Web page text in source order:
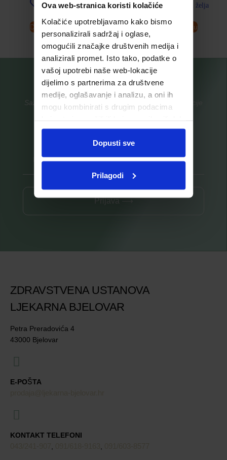
Ova web-stranica koristi kolačiće
Kolačiće upotrebljavamo kako bismo
personalizirali sadržaj i oglase,
omogućili značajke društvenih medija i
analizirali promet. Isto tako, podatke o
vašoj upotrebi naše web-lokacije
dijelimo s partnerima za društvene
medije, oglašavanje i analizu, a oni ih
mogu kombinirati s drugim podacima
ste upotrebljavali njihove usluge.
Dopusti sve
Prilagodi
Dodaj u listu želja
Dodaj u košaricu
Dodaj u listu želja
Dodaj u košaricu
Saznajte prvi za nove proizvode i ekskluzivne promocije
Prijavite se na listu za novosti
Prijava ⟶
ZDRAVSTVENA USTANOVA
LJEKARNA BJELOVAR
Petra Preradovića 4
43000 Bjelovar
E-POŠTA
KONTAKT TELEFONI